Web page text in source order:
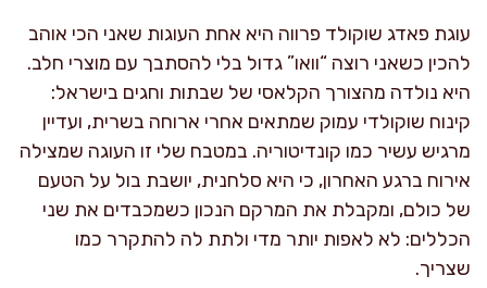
עוגת פאדג שוקולד פרווה היא אחת העוגות שאני הכי אוהב
להכין כשאני רוצה “וואו” גדול בלי להסתבך עם מוצרי חלב.
היא נולדה מהצורך הקלאסי של שבתות וחגים בישראל:
קינוח שוקולדי עמוק שמתאים אחרי ארוחה בשרית, ועדיין
מרגיש עשיר כמו קונדיטוריה. במטבח שלי זו העוגה שמצילה
אירוח ברגע האחרון, כי היא סלחנית, יושבת בול על הטעם
של כולם, ומקבלת את המרקם הנכון כשמכבדים את שני
הכללים: לא לאפות יותר מדי ולתת לה להתקרר כמו
שצריך.